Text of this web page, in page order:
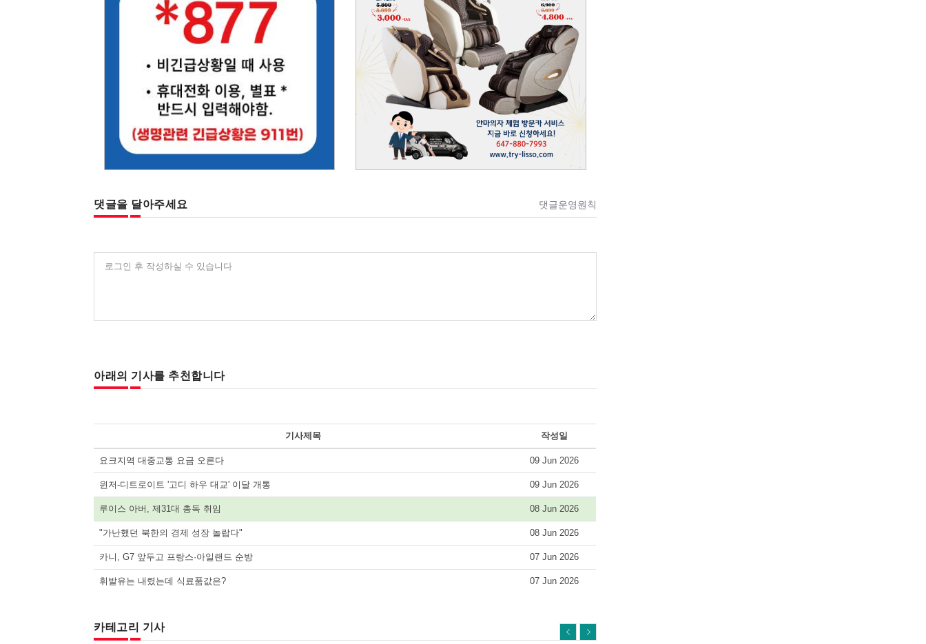
댓글을 달아주세요 댓글운영원칙
로그인 후 작성하실 수 있습니다
아래의 기사를 추천합니다
기사제목 작성일
요크지역 대중교통 요금 오른다 09 Jun 2026
윈저-디트로이트 '고디 하우 대교' 이달 개통 09 Jun 2026
루이스 아버, 제31대 총독 취임 08 Jun 2026
"가난했던 북한의 경제 성장 놀랍다" 08 Jun 2026
카니, G7 앞두고 프랑스·아일랜드 순방 07 Jun 2026
휘발유는 내렸는데 식료품값은? 07 Jun 2026
카테고리 기사